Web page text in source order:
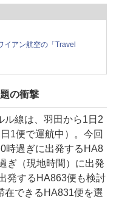
イアン航空の「Travel
の衝撃
線は、羽田から1日2
1便で運航中）。今回
時過ぎに出発するHA8
ぎ（現地時間）に出発
発するHA863便も検討
在できるHA831便を選